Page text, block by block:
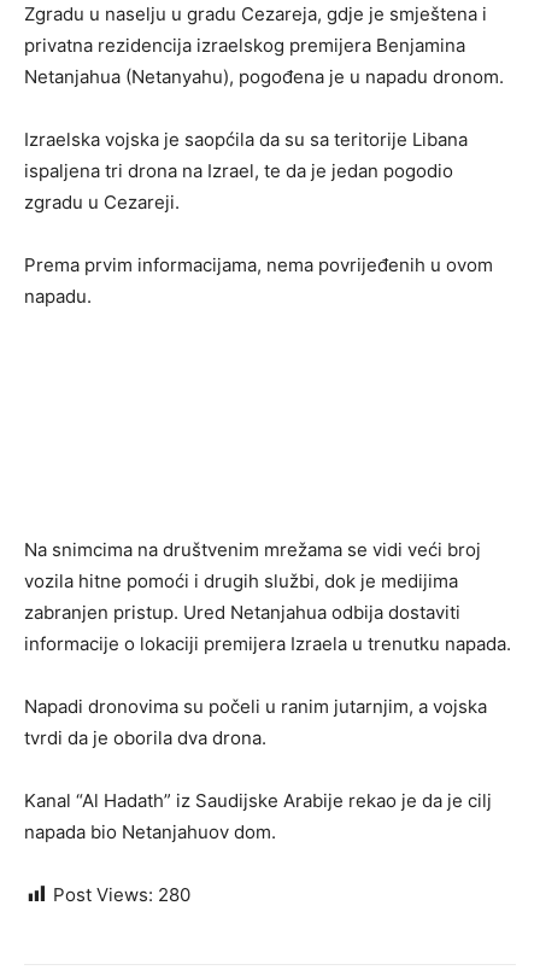
Zgradu u naselju u gradu Cezareja, gdje je smještena i
privatna rezidencija izraelskog premijera Benjamina
Netanjahua (Netanyahu), pogođena je u napadu dronom.
Izraelska vojska je saopćila da su sa teritorije Libana
ispaljena tri drona na Izrael, te da je jedan pogodio
zgradu u Cezareji.
Prema prvim informacijama, nema povrijeđenih u ovom
napadu.
Na snimcima na društvenim mrežama se vidi veći broj
vozila hitne pomoći i drugih službi, dok je medijima
zabranjen pristup. Ured Netanjahua odbija dostaviti
informacije o lokaciji premijera Izraela u trenutku napada.
Napadi dronovima su počeli u ranim jutarnjim, a vojska
tvrdi da je oborila dva drona.
Kanal “Al Hadath” iz Saudijske Arabije rekao je da je cilj
napada bio Netanjahuov dom.
Post Views: 280